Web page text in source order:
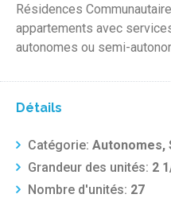
Résidences
appartements avec
autonomes ou semi-
Détails
Catégorie: Autonomes,
Grandeur des unités: 2
Nombre d'unités: 27